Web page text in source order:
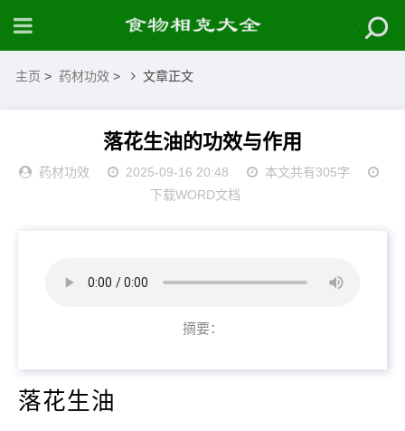
主页 > 药材功效 > 文章正文
落花生油的功效与作用
药材功效 2025-09-16 20:48
本文共有305字
下载WORD文档
摘要：
落花生油